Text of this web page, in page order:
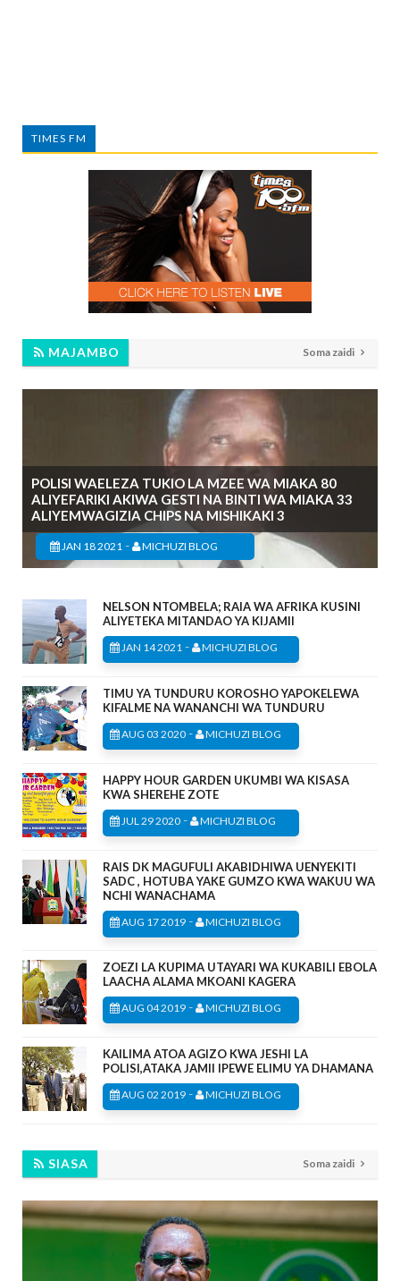
TIMES FM
MAJAMBO Soma zaidi
POLISI WAELEZA TUKIO LA MZEE WA MIAKA 80
ALIYEFARIKI AKIWA GESTI NA BINTI WA MIAKA 33
ALIYEMWAGIZIA CHIPS NA MISHIKAKI 3
JAN 18 2021 - MICHUZI BLOG
NELSON NTOMBELA; RAIA WA AFRIKA KUSINI
ALIYETEKA MITANDAO YA KIJAMII
JAN 14 2021 - MICHUZI BLOG
TIMU YA TUNDURU KOROSHO YAPOKELEWA
KIFALME NA WANANCHI WA TUNDURU
AUG 03 2020 - MICHUZI BLOG
HAPPY HOUR GARDEN UKUMBI WA KISASA
KWA SHEREHE ZOTE
JUL 29 2020 - MICHUZI BLOG
RAIS DK MAGUFULI AKABIDHIWA UENYEKITI
SADC , HOTUBA YAKE GUMZO KWA WAKUU WA
NCHI WANACHAMA
AUG 17 2019 - MICHUZI BLOG
ZOEZI LA KUPIMA UTAYARI WA KUKABILI EBOLA
LAACHA ALAMA MKOANI KAGERA
AUG 04 2019 - MICHUZI BLOG
KAILIMA ATOA AGIZO KWA JESHI LA
POLISI,ATAKA JAMII IPEWE ELIMU YA DHAMANA
AUG 02 2019 - MICHUZI BLOG
SIASA Soma zaidi